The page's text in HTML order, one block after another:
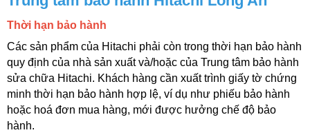
Thời hạn bảo hành
Các sản phẩm của Hitachi phải còn trong thời hạn bảo hành
quy định của nhà sản xuất và/hoặc của Trung tâm bảo hành
sửa chữa Hitachi. Khách hàng cần xuất trình giấy tờ chứng
minh thời hạn bảo hành hợp lệ, ví dụ như phiếu bảo hành
hoặc hoá đơn mua hàng, mới được hưởng chế độ bảo
hành.